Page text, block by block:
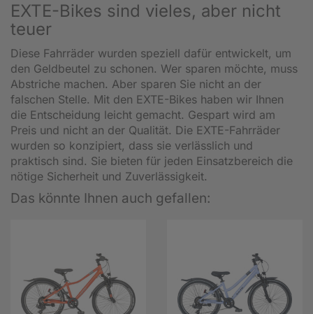
EXTE-Bikes sind vieles, aber nicht
teuer
Diese Fahrräder wurden speziell dafür entwickelt, um
den Geldbeutel zu schonen. Wer sparen möchte, muss
Abstriche machen. Aber sparen Sie nicht an der
falschen Stelle. Mit den EXTE-Bikes haben wir Ihnen
die Entscheidung leicht gemacht. Gespart wird am
Preis und nicht an der Qualität. Die EXTE-Fahrräder
wurden so konzipiert, dass sie verlässlich und
praktisch sind. Sie bieten für jeden Einsatzbereich die
nötige Sicherheit und Zuverlässigkeit.
Das könnte Ihnen auch gefallen: